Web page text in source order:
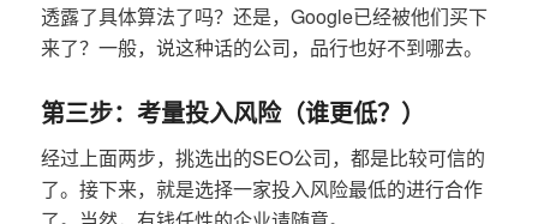
透露了具体算法了吗？还是，Google已经被他们买下
来了？一般，说这种话的公司，品行也好不到哪去。
第三步：考量投入风险（谁更低？）
经过上面两步，挑选出的SEO公司，都是比较可信的
了。接下来，就是选择一家投入风险最低的进行合作